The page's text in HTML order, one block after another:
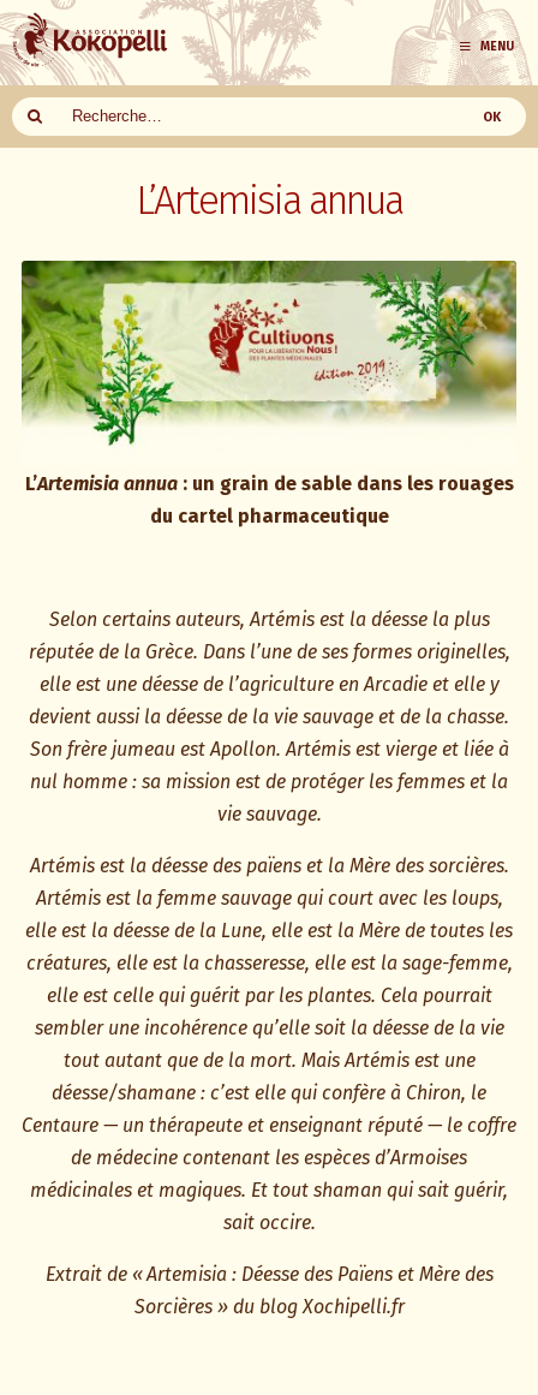
au
contenu
MENU
L’Artemisia annua
L’Artemisia annua: un grain de sable dans les rouages
du cartel pharmaceutique
Selon certains auteurs, Artémis est la déesse la plus
réputée de la Grèce. Dans l’une de ses formes originelles,
elle est une déesse de l’agriculture en Arcadie et elle y
devient aussi la déesse de la vie sauvage et de la chasse.
Son frère jumeau est Apollon. Artémis est vierge et liée à
nul homme : sa mission est de protéger les femmes et la
vie sauvage.
Artémis est la déesse des païens et la Mère des sorcières.
Artémis est la femme sauvage qui court avec les loups,
elle est la déesse de la Lune, elle est la Mère de toutes les
créatures, elle est la chasseresse, elle est la sage-femme,
elle est celle qui guérit par les plantes. Cela pourrait
sembler une incohérence qu’elle soit la déesse de la vie
tout autant que de la mort. Mais Artémis est une
déesse/shamane : c’est elle qui confère à Chiron, le
Centaure — un thérapeute et enseignant réputé — le coffre
de médecine contenant les espèces d’Armoises
médicinales et magiques. Et tout shaman qui sait guérir,
sait occire.
Extrait de «Artemisia : Déesse des Païens et Mère des
Sorcières » du blog Xochipelli.fr